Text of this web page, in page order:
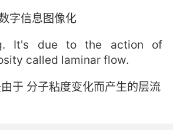
字信息图像化
It's due to the action of
called laminar flow.
于 分子粘度变化而产生的层流